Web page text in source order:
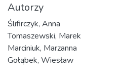
Autorzy
Ślifirczyk, Anna
Tomaszewski, Marek
Marciniuk, Marzanna
Gołąbek, Wiesław